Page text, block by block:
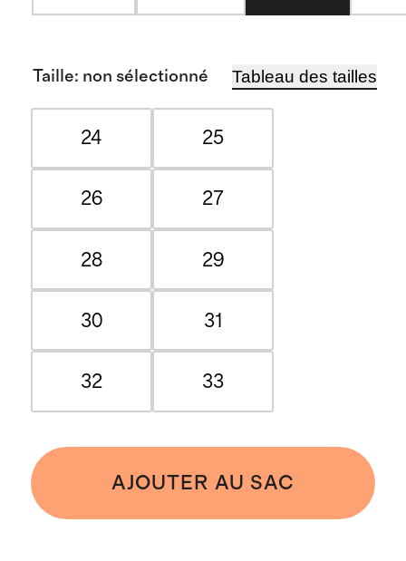
Taille: non sélectionné Tableau des tailles
24 25
26 27
28 29
30 31
32 33
AJOUTER AU SAC